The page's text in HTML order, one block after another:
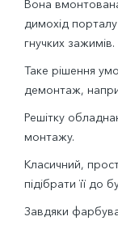
Вона
димохід
гнучких зажимів.
Таке рішення
демонтаж,
Решітку
монтажу.
Класичний,
підібрати її до
Завдяки